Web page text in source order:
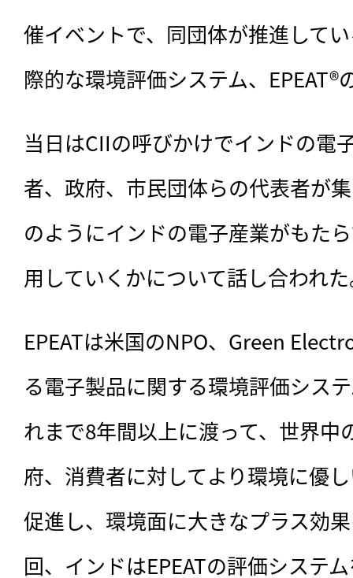
催イベントで、同団体が推進して
際的な環境評価システム、
当日はCIIの呼びかけでインドの電
者、政府、市民団体らの代表者が
のようにインドの電子産業がもた
用していくかについて話し合われ
EPEATは米国のNPO、Green
る電子製品に関する環境評価シス
れまで8年間以上に渡って、世界中
府、消費者に対してより環境に優
促進し、環境面に大きなプラス効
回、インドはEPEATの評価システ